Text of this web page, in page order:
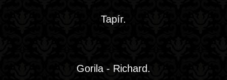
Tapír.
Gorila - Richard.